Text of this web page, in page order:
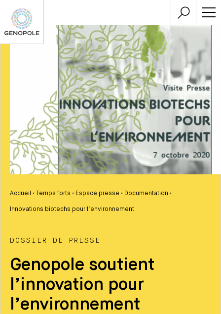
Accueil • Temps forts • Espace presse • Documentation •
Innovations biotechs pour l’environnement
DOSSIER DE PRESSE
Genopole soutient
l’innovation pour
l’environnement